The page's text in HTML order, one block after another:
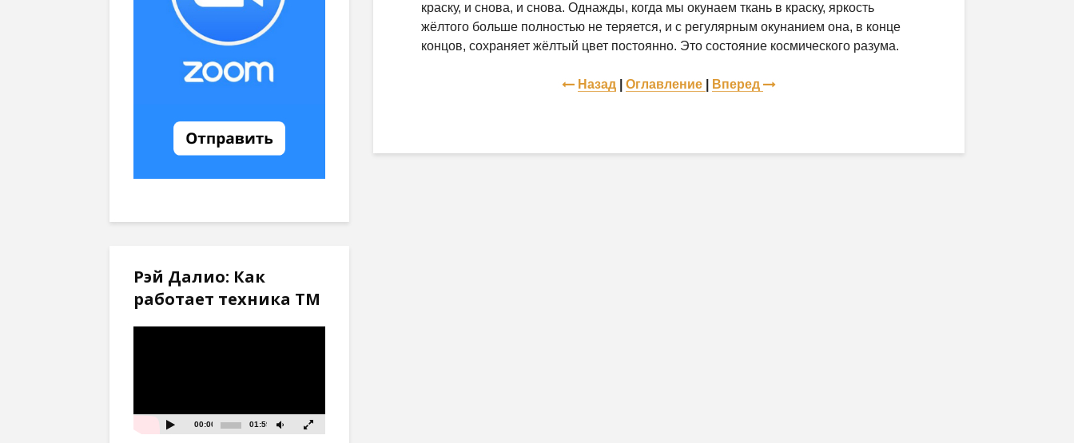
краску, и снова, и снова. Однажды, когда мы окунаем ткань в краску, яркость
жёлтого больше полностью не теряется, и с регулярным окунанием она, в конце
концов, сохраняет жёлтый цвет постоянно. Это состояние космического разума.
Назад Оглавление Вперед
Рэй Далио: Как
работает техника ТМ
00:00 01:59